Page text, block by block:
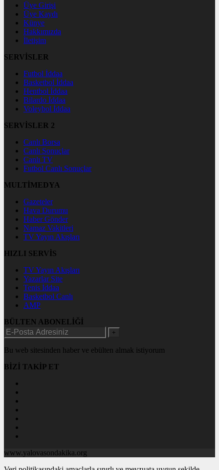
Üye Girişi
Üye Kaydı
Künye
Hakkımızda
İletişim
SERVİSLER
Futbol İddaa
Basketbol İddaa
Hentbol İddaa
Bilardo İddaa
Voleybol İddaa
SERVİSLER 2
Canlı Borsa
Canlı Sonuçlar
Canlı TV
Futbol Canlı Sonuçlar
MULTİMEDYA
Gazeteler
Hava Durumu
Haber Gönder
Namaz Vakitleri
TV Yayın Akışları
HIZLI SERVİS
TV Yayın Akışları
Yazarlar Site
Tenis İddaa
Basketbol Canlı
AMP
BÜLTEN ABONELİĞİ
+
Bu web sitesinden haber ve ebülten almak istiyorum
BİZİ TAKİP ET
www.yalovasondakika.org